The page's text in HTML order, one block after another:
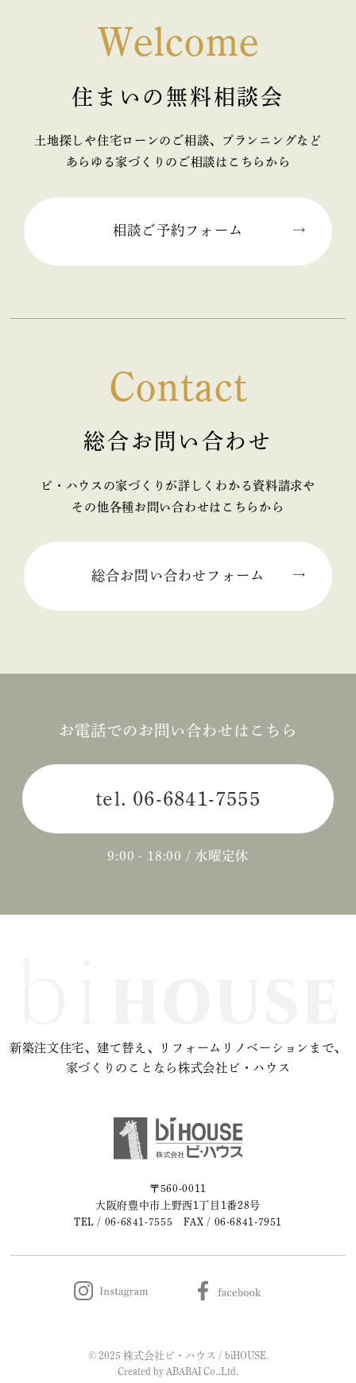
Welcome
住まいの無料相談会
土地探しや住宅ローンのご相談、プランニングなど
あらゆる家づくりのご相談はこちらから
相談ご予約フォーム
Contact
総合お問い合わせ
ビ・ハウスの家づくりが詳しくわかる資料請求や
その他各種お問い合わせはこちらから
総合お問い合わせフォーム
お電話でのお問い合わせはこちら
tel. 06-6841-7555
9:00 - 18:00 / 水曜定休
新築注文住宅、建て替え、リフォームリノベーションまで、
家づくりのことなら株式会社ビ・ハウス
〒560-0011
大阪府豊中市上野西1丁目1番28号
TEL / 06-6841-7555 FAX / 06-6841-7951
© 2025 株式会社ビ・ハウス / biHOUSE.
Created by ABABAI Co.,Ltd.